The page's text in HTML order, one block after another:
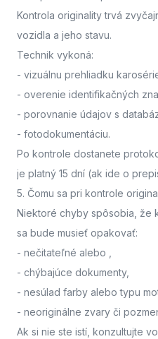
Kontrola originality trvá
vozidla a jeho stavu.
Technik vykoná:
- vizuálnu prehliadku
- overenie identifikačných
- porovnanie údajov s
- fotodokumentáciu.
Po kontrole dostanete
je platný 15 dní (ak ide o
5. Čomu sa pri kontrole
Niektoré chyby spôsobia, že
sa bude musieť opakovať:
- nečitateľné alebo
- chýbajúce dokumenty,
- nesúlad farby alebo typu
- neoriginálne zvary či
Ak si nie ste istí, konzultujte